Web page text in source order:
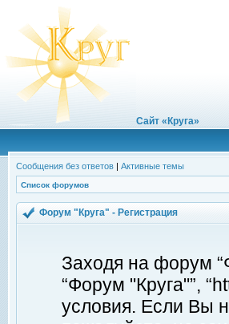
Сайт «Круга»
Сообщения без ответов | Активные темы
Список форумов
Форум "Круга" - Регистрация
Заходя на форум
“Форум "Круга"”,
условия. Если Вы